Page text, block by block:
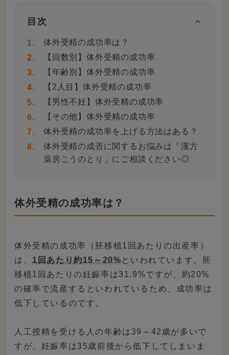
目次
体外受精の成功率は？
【回数別】体外受精の成功率
【年齢別】体外受精の成功率
【2人目】体外受精の成功率
【男性不妊】体外受精の成功率
【その他】体外受精の成功率
体外受精の成功率を上げる方法はある？
体外受精の成否に関するお悩みは「漢方
薬房こうのとり」にご相談ください◎
体外受精の成功率は？
体外受精の成功率（胚移植1回あたりの出産率）
は、1回あたり約15～20%といわれています。胚
移植1回あたりの妊娠率は31.9%ですが、約20%
の確率で流産するといわれているため、成功率は
低下しているのです。
人工授精を受ける人の年齢は39～42歳が多いで
すが、妊娠率は35歳前後から低下してしまいま